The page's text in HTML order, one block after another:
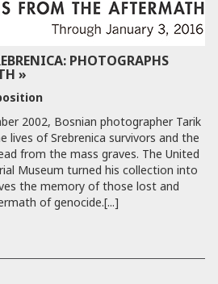
PHOTOGRAPHS
»
2002, Bosnian photographer Tarik
lives of Srebrenica survivors and the
from the mass graves. The United
Museum turned his collection into
the memory of those lost and
of genocide.[...]